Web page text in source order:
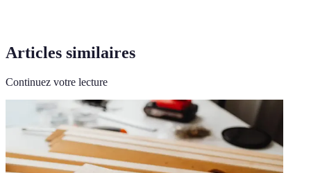
Articles similaires
Continuez votre lecture